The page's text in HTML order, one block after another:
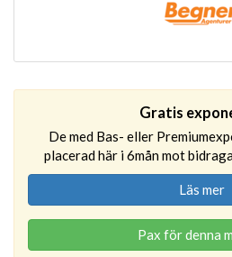
Gratis
De med Bas- eller
placerad här i 6mån mot
Läs mer
Pax för denna